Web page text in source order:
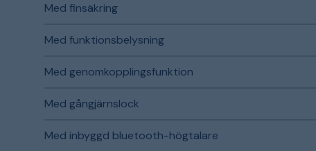
Med finsäkring
Med funktionsbelysning
Med genomkopplingsfunktion
Med gångjärnslock
Med inbyggd bluetooth-högtalare